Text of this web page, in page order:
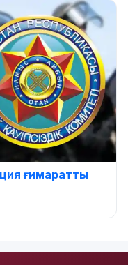
ғимаратты